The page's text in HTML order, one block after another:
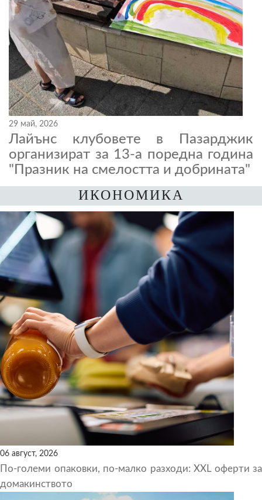
29 май, 2026
Лайънс клубовете в Пазарджик
организират за 13-а поредна година
"Празник на смелостта и добрината"
ИКОНОМИКА
06 август, 2026
По-големи опаковки, по-малко разходи: XXL оферти за
домакинството